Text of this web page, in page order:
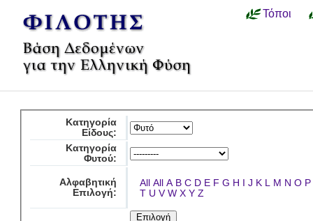
Τόποι
Κατηγορία
Είδους:
Κατηγορία
Φυτού:
Αλφαβητική
Επιλογή:
All All A B C D E F G H I J K L M N O P
T U V W X Y Z